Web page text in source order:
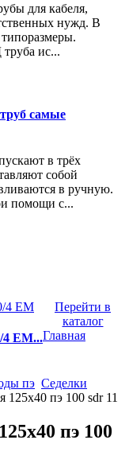
для кабеля,
нужд. В
ис...
самые
в трёх
собой
в ручную.
помощи с...
4 EM...
Перейти в
каталог
Главная
пэ Седелки
125x40 пэ 100 sdr 11
пэ 100